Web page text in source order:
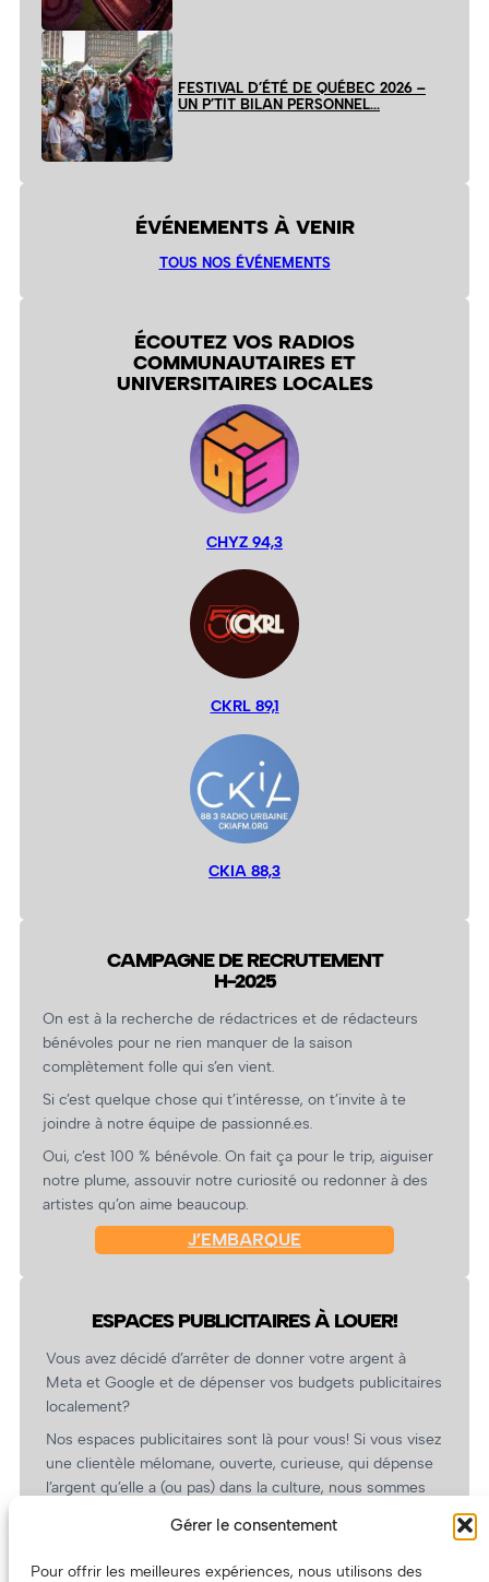
Gérer le consentement
Pour offrir les meilleures expériences, nous utilisons des
FESTIVAL D’ÉTÉ DE QUÉBEC 2026 –
UN P’TIT BILAN PERSONNEL…
ÉVÉNEMENTS À VENIR
TOUS NOS ÉVÉNEMENTS
ÉCOUTEZ VOS RADIOS
COMMUNAUTAIRES ET
UNIVERSITAIRES LOCALES
CHYZ 94,3
CKRL 89,1
CKIA 88,3
CAMPAGNE DE RECRUTEMENT
H-2025
On est à la recherche de rédactrices et de rédacteurs
bénévoles pour ne rien manquer de la saison
complètement folle qui s’en vient.
Si c’est quelque chose qui t’intéresse, on t’invite à te
joindre à notre équipe de passionné.es.
Oui, c’est 100 % bénévole. On fait ça pour le trip, aiguiser
notre plume, assouvir notre curiosité ou redonner à des
artistes qu’on aime beaucoup.
J’EMBARQUE
ESPACES PUBLICITAIRES À LOUER!
Vous avez décidé d’arrêter de donner votre argent à
Meta et Google et de dépenser vos budgets publicitaires
localement?
Nos espaces publicitaires sont là pour vous! Si vous visez
une clientèle mélomane, ouverte, curieuse, qui dépense
l’argent qu’elle a (ou pas) dans la culture, nous sommes
revient.